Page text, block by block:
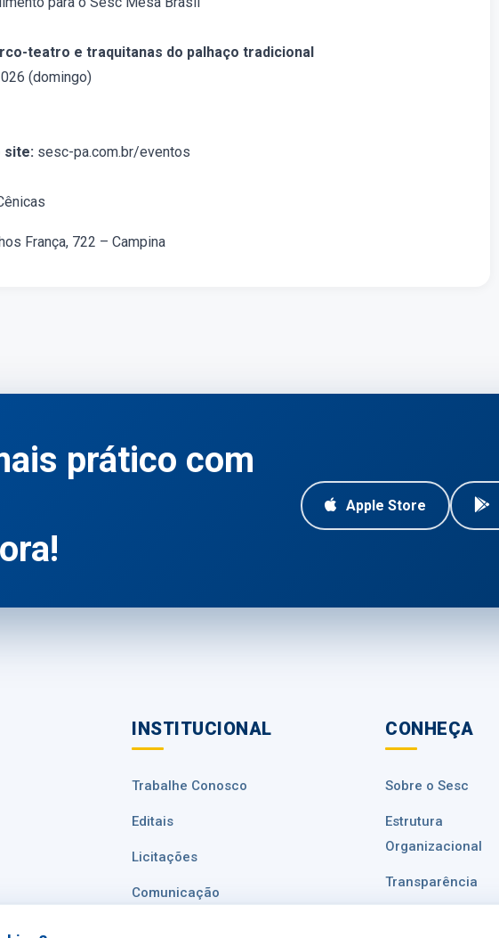
teatro e traquitanas do palhaço tradicional
(domingo)
site: sesc-pa.com.br/eventos
França, 722 – Campina
prático com
Apple Store
INSTITUCIONAL
Trabalhe Conosco
Editais
Licitações
Comunicação
CONHEÇA
Sobre o Sesc
Estrutura
Organizacional
Transparência